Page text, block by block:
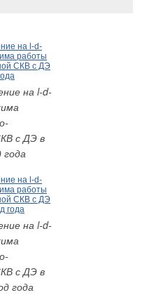
на l-d-
с ДЭ в
на l-d-
с ДЭ в
года
регулируемого
сторона
и декарбонизаторах
трубам…
увлажнения воздуха
— все гениальное
расчета VRF-систем